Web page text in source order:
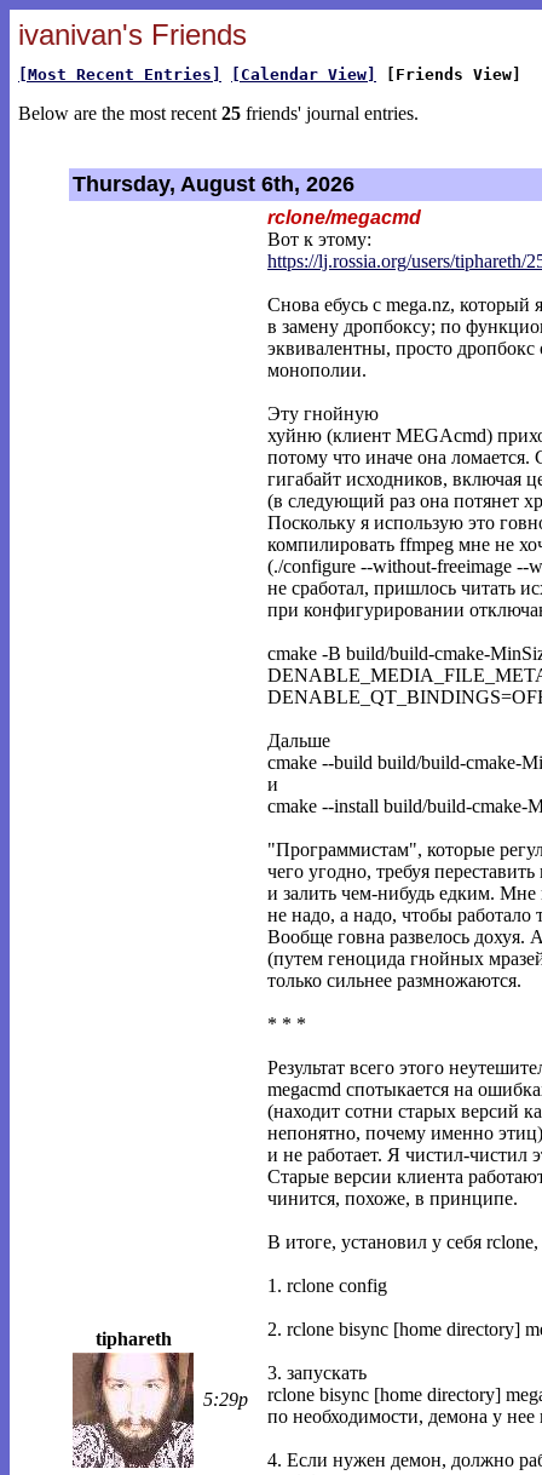
ivanivan's Friends
[Most Recent Entries] [Calendar View] [Friends View]
Below are the most recent 25 friends' journal entries.
Thursday, August 6th, 2026
tiphareth
5:29p
rclone/megacmd
Вот к этому:
https://lj.rossia.org/users/tiphareth/2
Снова ебусь с mega.nz, который
в замену дропбоксу; по
эквивалентны, просто дропбокс
монополии.
Эту гнойную
хуйню (клиент MEGAcmd)
потому что иначе она ломается.
гигабайт исходников, включая
(в следующий раз она потянет
Поскольку я использую это
компилировать ffmpeg мне не
(./configure --without-freeimage --
не сработал, пришлось читать
при конфигурировании
cmake -B build/build-cmake-
Дальше
cmake --build build/build-cmake-
и
cmake --install build/build-cmake-
"Программистам", которые
чего угодно, требуя
и залить чем-нибудь едким.
не надо, а надо, чтобы работало
Вообще говна развелось дохуя.
(путем геноцида гнойных
только сильнее размножаются.
* * *
Результат всего этого
megacmd спотыкается на
(находит сотни старых версий
непонятно, почему именно
и не работает. Я чистил-чистил
Старые версии клиента
чинится, похоже, в принципе.
В итоге, установил у себя
1. rclone config
2. rclone bisync [home directory]
3. запускать
rclone bisync [home directory]
по необходимости, демона у нее
4. Если нужен демон, должно